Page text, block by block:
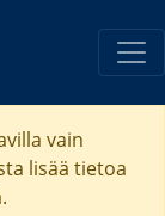
vain
lisää tietoa